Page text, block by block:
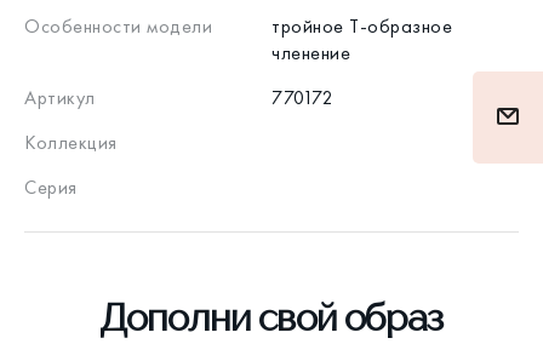
Особенности модели
тройное Т-образное
членение
Артикул
770172
Коллекция
Серия
Дополни свой образ